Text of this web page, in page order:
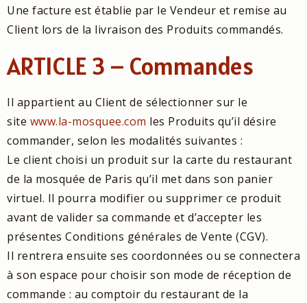
Une facture est établie par le Vendeur et remise au
Client lors de la livraison des Produits commandés.
ARTICLE 3 – Commandes
Il appartient au Client de sélectionner sur le
site www.la-mosquee.com les Produits qu’il désire
commander, selon les modalités suivantes :
Le client choisi un produit sur la carte du restaurant
de la mosquée de Paris qu’il met dans son panier
virtuel. Il pourra modifier ou supprimer ce produit
avant de valider sa commande et d’accepter les
présentes Conditions générales de Vente (CGV).
Il rentrera ensuite ses coordonnées ou se connectera
à son espace pour choisir son mode de réception de
commande : au comptoir du restaurant de la